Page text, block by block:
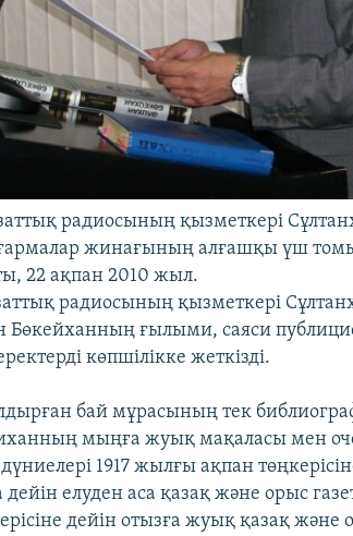
радиосының қызметкері
жинағының алғашқы үш
22 ақпан 2010 жыл.
радиосының қызметкері
ғылыми, саяси
көпшілікке жеткізді.
бай мұрасының тек
мыңға жуық мақаласы мен
1917 жылғы ақпан
дейін елуден аса қазақ және орыс
дейін отызға жуық қазақ